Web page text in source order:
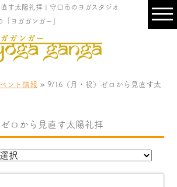
す太陽礼拝 | 守口市のヨガスタジオ
ヨガガンガー」
ント情報 » 9/16（月・祝）ゼロから見直す太
ロから見直す太陽礼拝